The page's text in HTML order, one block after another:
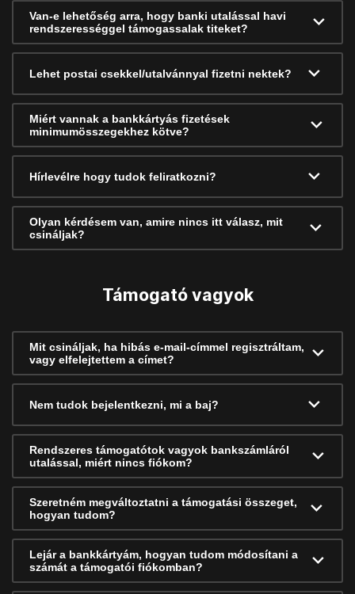
Van-e lehetőség arra, hogy banki utalással havi
rendszerességgel támogassalak titeket?
Lehet postai csekkel/utalvánnyal fizetni nektek?
Miért vannak a bankkártyás fizetések
minimumösszegekhez kötve?
Hírlevélre hogy tudok feliratkozni?
Olyan kérdésem van, amire nincs itt válasz, mit
csináljak?
Támogató vagyok
Mit csináljak, ha hibás e-mail-címmel regisztráltam,
vagy elfelejtettem a címet?
Nem tudok bejelentkezni, mi a baj?
Rendszeres támogatótok vagyok bankszámláról
utalással, miért nincs fiókom?
Szeretném megváltoztatni a támogatási összeget,
hogyan tudom?
Lejár a bankkártyám, hogyan tudom módosítani a
számát a támogatói fiókomban?